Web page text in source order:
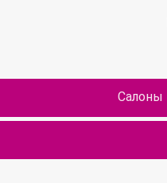
Салоны